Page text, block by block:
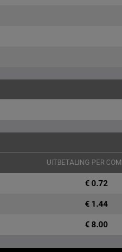
UITBETALING PER
€ 0.72
€ 1.44
€ 8.00